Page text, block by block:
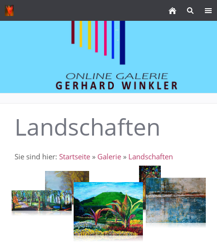
Landschaften
Sie sind hier: Startseite » Galerie » Landschaften